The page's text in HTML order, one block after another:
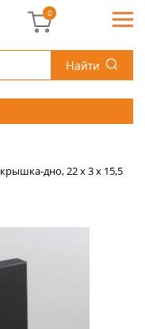
Найти
0
дно, 22 х 3 х 15,5